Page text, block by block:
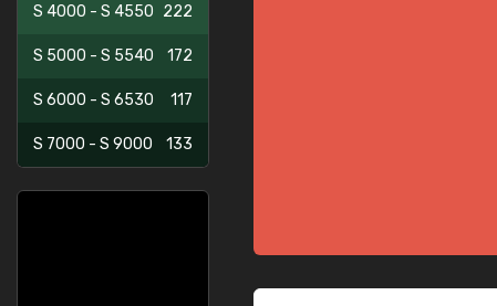
S 4000 - S 4550 222
S 5000 - S 5540 172
S 6000 - S 6530 117
S 7000 - S 9000 133